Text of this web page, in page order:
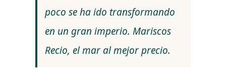
poco se ha ido transformando
en un gran imperio. Mariscos
Recio, el mar al mejor precio.